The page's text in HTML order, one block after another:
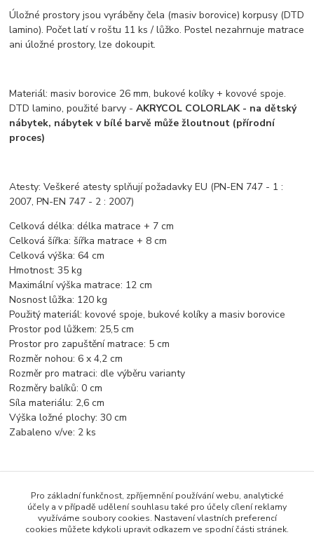
Úložné prostory jsou vyráběny čela (masiv borovice) korpusy (DTD
lamino). Počet latí v roštu 11 ks / lůžko. Postel nezahrnuje matrace
ani úložné prostory, lze dokoupit.
Materiál: masiv borovice 26 mm, bukové kolíky + kovové spoje.
DTD lamino, použité barvy -AKRYCOL COLORLAK - na dětský
nábytek, nábytek v bílé barvě může žloutnout (přírodní
proces)
Atesty: Veškeré atesty splňují požadavky EU (PN-EN 747 - 1 :
2007, PN-EN 747 - 2 : 2007)
Celková délka:délka matrace + 7 cm
Celková šířka: šířka matrace + 8 cm
Celková výška:64 cm
Hmotnost:35 kg
Maximální výška matrace: 12 cm
Nosnost lůžka: 120 kg
Použitý materiál:kovové spoje, bukové kolíky a masiv borovice
Prostor pod lůžkem: 25,5 cm
Prostor pro zapuštění matrace: 5 cm
Rozměr nohou:6 x 4,2 cm
Rozměr pro matraci:dle výběru varianty
Rozměry balíků:0 cm
Síla materiálu: 2,6 cm
Výška ložné plochy:30 cm
Zabaleno v/ve: 2 ks
Zboží zařazeno v kategoriích
Dětské postele
Pro základní funkčnost, zpříjemnění používání webu, analytické
účely a v případě udělení souhlasu také pro účely cílení reklamy
využíváme soubory cookies. Nastavení vlastních preferencí
cookies můžete kdykoli upravit odkazem ve spodní části stránek.